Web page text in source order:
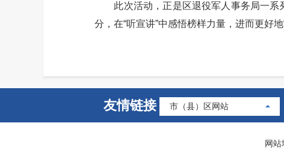
此次活动，正是区退役军人事务局一系列
分，在“听宣讲”中感悟榜样力量，进而更好
友情链接 市（县）区网站
网站